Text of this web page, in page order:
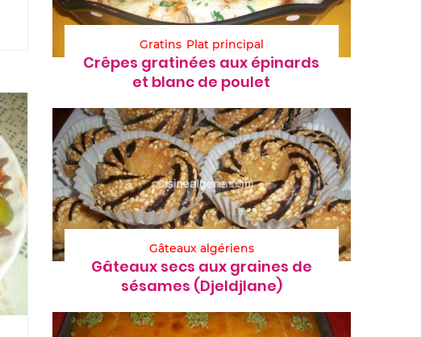
Gratins Plat principal
Crêpes gratinées aux épinards
et blanc de poulet
Gâteaux algériens
Gâteaux secs aux graines de
sésames (Djeldjlane)